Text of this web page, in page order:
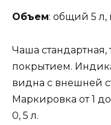
Объем: общий 5 л,
Чаша
покрытием.
видна с внешней
Маркировка от 1
0, 5 л.